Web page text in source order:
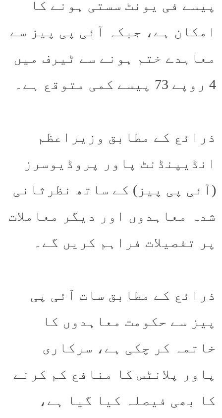
پیسے فی یونٹ سستی ہونے کا
امکان ہے، جبکہ آئی پی پیز سے
معاہدے ختم ہونے سے ٹیرف میں
4 روپے 73 پیسے کمی متوقع ہے۔
ذرائع کے مطابق وزیراعظم
انڈیپنڈنٹ پاور پروڈیوسرز
(آئی پی پیز) کے ساتھ نظرثانی
شدہ معاہدوں اور دیگر معاملات
پر تفصیلات فراہم کریں گے۔
ذرائع کے مطابق سات آئی پی
پیز سے حکومت معاہدوں کا
خاتمہ کر چکی ہے، سرکاری
پاور پلانٹس کا منافع کم کرنے
کا بھی فیصلہ کیا گیا ہے،